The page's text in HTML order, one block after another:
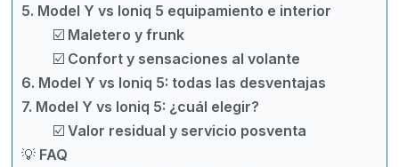
5. Model Y vs Ioniq 5 equipamiento e interior
☑️ Maletero y frunk
☑️ Confort y sensaciones al volante
6. Model Y vs Ioniq 5: todas las desventajas
7. Model Y vs Ioniq 5: ¿cuál elegir?
☑️ Valor residual y servicio posventa
💡 FAQ